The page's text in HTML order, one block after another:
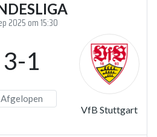
2025 om 15:30
3-1
Afgelopen
VfB Stuttgart